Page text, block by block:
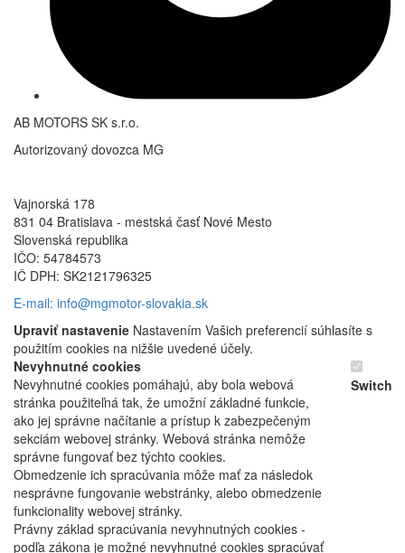
AB MOTORS SK s.r.o.
Autorizovaný dovozca MG
Vajnorská 178
831 04 Bratislava - mestská časť Nové Mesto
Slovenská republika
IČO: 54784573
IČ DPH: SK2121796325
E-mail: info@mgmotor-slovakia.sk
Upraviť nastavenie Nastavením Vašich preferencií súhlasíte s
použitím cookies na nižšie uvedené účely.
Nevyhnutné cookies
Nevyhnutné cookies pomáhajú, aby bola webová
stránka použiteľná tak, že umožní základné funkcie,
ako jej správne načítanie a prístup k zabezpečeným
sekciám webovej stránky. Webová stránka nemôže
správne fungovať bez týchto cookies.
Obmedzenie ich spracúvania môže mať za následok
nesprávne fungovanie webstránky, alebo obmedzenie
funkcionality webovej stránky.
Právny základ spracúvania nevyhnutných cookies -
podľa zákona je možné nevyhnutné cookies spracúvať
Switch